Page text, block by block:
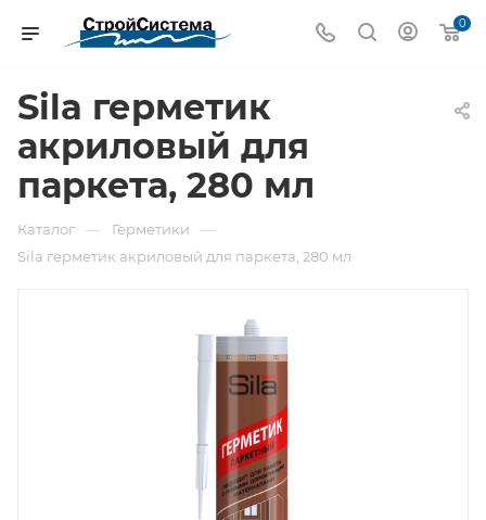
0
Sila герметик
акриловый для
паркета, 280 мл
Каталог — Герметики —
Sila герметик акриловый для паркета, 280 мл